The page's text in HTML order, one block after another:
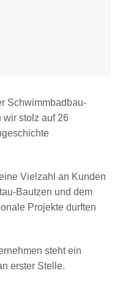
Schwimmbadbau-
wir stolz auf 26
Vielzahl an Kunden
Bautzen und dem
Projekte durften
steht ein
erster Stelle.